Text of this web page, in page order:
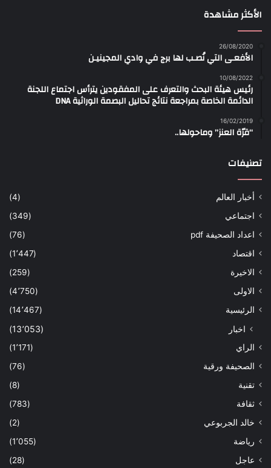
الأكثر مشاهدة
26/08/2020
الأفعـى التي نُصـب لها برج في وادي المجينيـن
10/08/2022
رئيس هيئة البحث والتعرف على المفقودين يترأس اجتماع اللجنة
الدائمة الخاصة بمراجعة نتائج تحاليل البصمة الوراثية DNA
16/02/2019
“قرّة العنز” وماحولها..
تصنيفات
أخبار العالم
(4)
اجتماعي
(349)
اعداد الصحيفة pdf
(76)
اقتصاد
(1٬447)
الاخيرة
(259)
الاولى
(4٬750)
الرئيسية
(14٬467)
اخبار (13٬053)
الراي
(1٬171)
الصحيفة ورقية
(76)
تقنية
(8)
ثقافة
(783)
خالد الجربوعي
(2)
رياضة
(1٬055)
عاجل
(28)